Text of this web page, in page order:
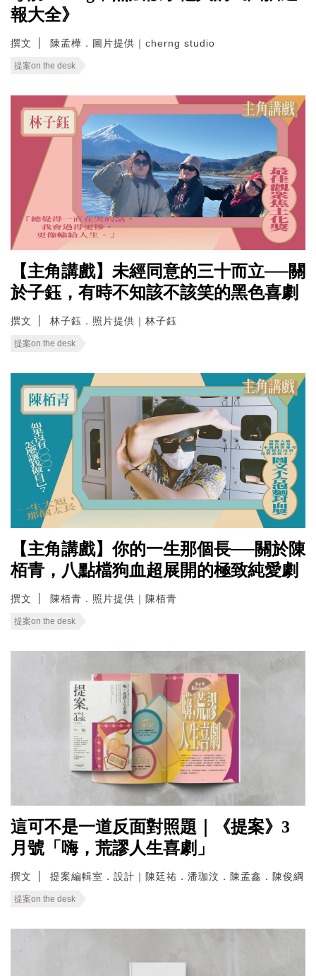
報大全》
撰文 陳孟樺．圖片提供｜cherng studio
提案on the desk
【主角講戲】未經同意的三十而立──關
於子鈺，有時不知該不該笑的黑色喜劇
撰文 林子鈺．照片提供｜林子鈺
提案on the desk
【主角講戲】你的一生那個長──關於陳
栢青，八點檔狗血超展開的極致純愛劇
撰文 陳栢青．照片提供｜陳栢青
提案on the desk
這可不是一道反面對照題｜《提案》3
月號「嗨，荒謬人生喜劇」
撰文 提案編輯室．設計｜陳廷祐．潘珈汶．陳孟鑫．陳俊綱
提案on the desk